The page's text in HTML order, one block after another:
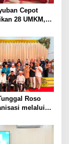
Cepot
28 UMKM,
Jalan Braga
Roso
melalui
dan Tata